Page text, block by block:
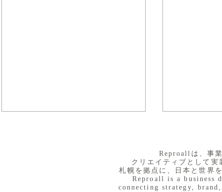
​Reproallは、事
クリエイティブとして
札幌を拠点に、日本と世界
Reproall is a business
connecting strategy,